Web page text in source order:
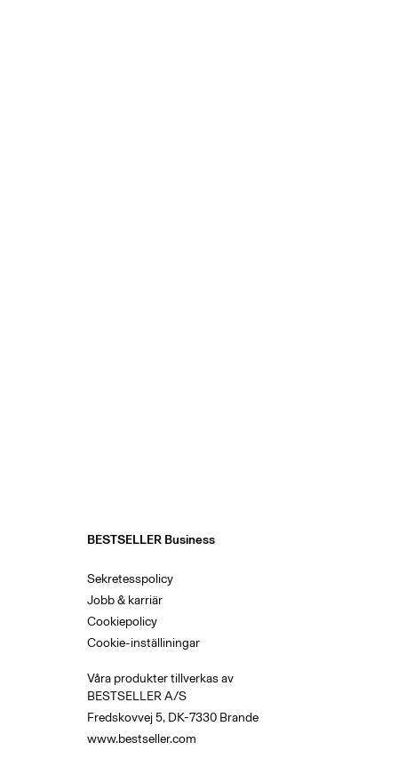
BESTSELLER Business
Sekretesspolicy
Jobb & karriär
Cookiepolicy
Cookie-inställiningar
Våra produkter tillverkas av
BESTSELLER A/S
Fredskovvej 5, DK-7330 Brande
www.bestseller.com